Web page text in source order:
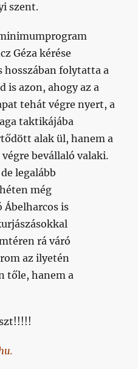
szent.
Géza kérése
hosszában folytatta a
is azon, ahogy az a
tehát végre nyert, a
taktikájába
alak ül, hanem a
bevállaló valaki.
legalább
még
Ábelharcos is
rá váró
az ilyetén
tőle, hanem a